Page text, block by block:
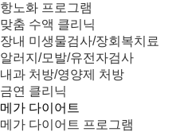
항노화 프로그램
맞춤 수액 클리닉
장내 미생물검사/장회복치료
알러지/모발/유전자검사
내과 처방/영양제 처방
금연 클리닉
메가 다이어트
메가 다이어트 프로그램